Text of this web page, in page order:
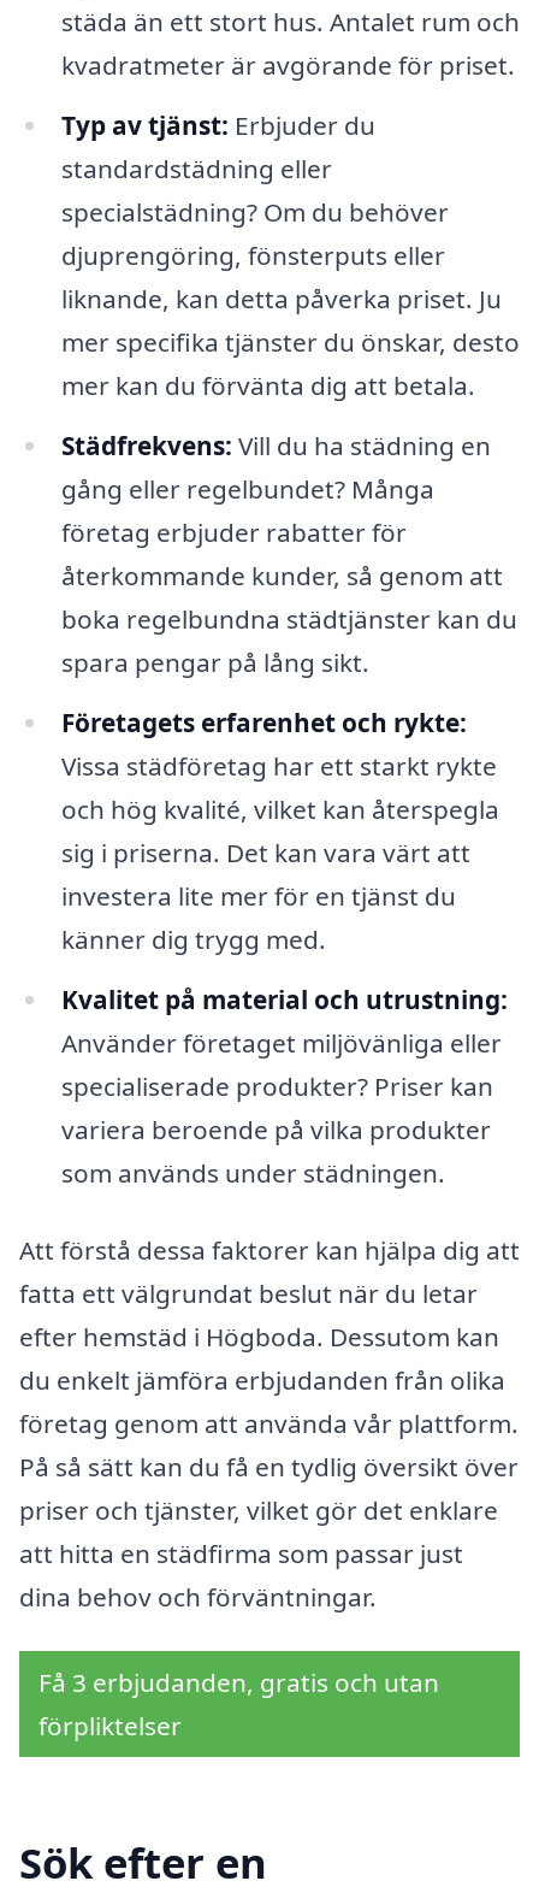
städa än ett stort hus. Antalet rum och
kvadratmeter är avgörande för priset.
Typ av tjänst: Erbjuder du
standardstädning eller
specialstädning? Om du behöver
djuprengöring, fönsterputs eller
liknande, kan detta påverka priset. Ju
mer specifika tjänster du önskar, desto
mer kan du förvänta dig att betala.
Städfrekvens: Vill du ha städning en
gång eller regelbundet? Många
företag erbjuder rabatter för
återkommande kunder, så genom att
boka regelbundna städtjänster kan du
spara pengar på lång sikt.
Företagets erfarenhet och rykte:
Vissa städföretag har ett starkt rykte
och hög kvalité, vilket kan återspegla
sig i priserna. Det kan vara värt att
investera lite mer för en tjänst du
känner dig trygg med.
Kvalitet på material och utrustning:
Använder företaget miljövänliga eller
specialiserade produkter? Priser kan
variera beroende på vilka produkter
som används under städningen.
Att förstå dessa faktorer kan hjälpa dig att
fatta ett välgrundat beslut när du letar
efter hemstäd i Högboda. Dessutom kan
du enkelt jämföra erbjudanden från olika
företag genom att använda vår plattform.
På så sätt kan du få en tydlig översikt över
priser och tjänster, vilket gör det enklare
att hitta en städfirma som passar just
dina behov och förväntningar.
Få 3 erbjudanden, gratis och utan
förpliktelser
Sök efter en